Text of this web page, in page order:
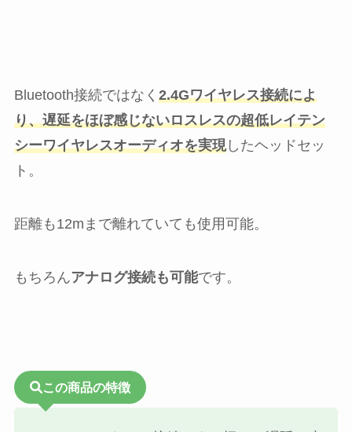
Bluetooth接続ではなく 2.4Gワイヤレス接続によ
り、遅延をほぼ感じないロスレスの超低レイテン
シーワイヤレスオーディオを実現したヘッドセッ
ト。
距離も12mまで離れていても使用可能。
もちろんアナログ接続も可能です。
この商品の特徴